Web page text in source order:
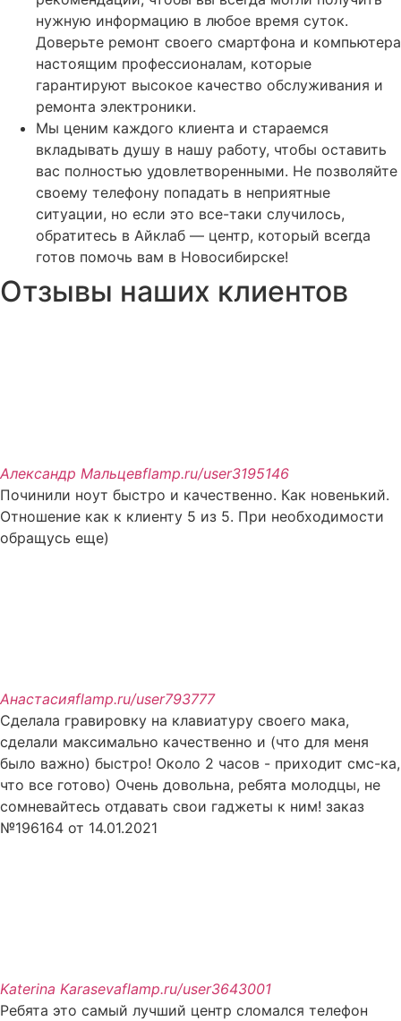
нужную информацию в любое время суток.
Доверьте ремонт своего смартфона и компьютера
настоящим профессионалам, которые
гарантируют высокое качество обслуживания и
ремонта электроники.
Мы ценим каждого клиента и стараемся
вкладывать душу в нашу работу, чтобы оставить
вас полностью удовлетворенными. Не позволяйте
своему телефону попадать в неприятные
ситуации, но если это все-таки случилось,
обратитесь в Айклаб — центр, который всегда
готов помочь вам в Новосибирске!
Отзывы наших клиентов
Александр Мальцевflamp.ru/user3195146
Починили ноут быстро и качественно. Как новенький.
Отношение как к клиенту 5 из 5. При необходимости
обращусь еще)
Анастасияflamp.ru/user793777
Сделала гравировку на клавиатуру своего мака,
сделали максимально качественно и (что для меня
было важно) быстро! Около 2 часов - приходит смс-ка,
что все готово) Очень довольна, ребята молодцы, не
сомневайтесь отдавать свои гаджеты к ним! заказ
№196164 от 14.01.2021
Katerina Karasevaflamp.ru/user3643001
Ребята это самый лучший центр сломался телефон